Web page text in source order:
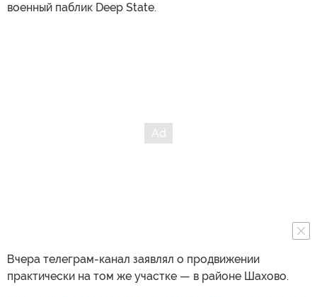
военный паблик Deep State.
Вчера телеграм-канал заявлял о продвижении
практически на том же участке — в районе Шахово.